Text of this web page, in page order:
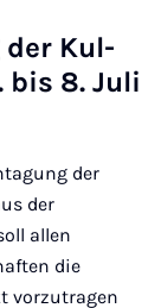
der Kul­
bis 8. Ju­li
der
der
allen
die
vorzutragen